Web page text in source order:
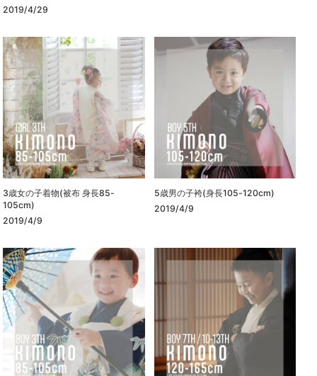
2019/4/29
3歳女の子着物(被布 身長85-
105cm)
2019/4/9
5歳男の子袴(身長105-120cm)
2019/4/9